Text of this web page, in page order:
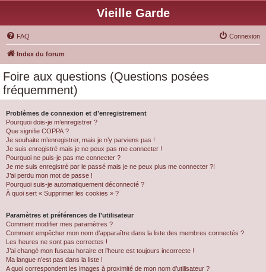
Vieille Garde
FAQ Connexion
Index du forum
Foire aux questions (Questions posées
fréquemment)
Problèmes de connexion et d’enregistrement
Pourquoi dois-je m’enregistrer ?
Que signifie COPPA ?
Je souhaite m’enregistrer, mais je n’y parviens pas !
Je suis enregistré mais je ne peux pas me connecter !
Pourquoi ne puis-je pas me connecter ?
Je me suis enregistré par le passé mais je ne peux plus me connecter ?!
J’ai perdu mon mot de passe !
Pourquoi suis-je automatiquement déconnecté ?
À quoi sert « Supprimer les cookies » ?
Paramètres et préférences de l’utilisateur
Comment modifier mes paramètres ?
Comment empêcher mon nom d’apparaître dans la liste des membres connectés ?
Les heures ne sont pas correctes !
J’ai changé mon fuseau horaire et l’heure est toujours incorrecte !
Ma langue n’est pas dans la liste !
A quoi correspondent les images à proximité de mon nom d’utilisateur ?